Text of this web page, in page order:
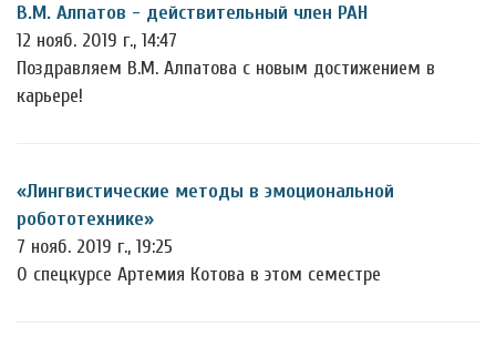
В.М. Алпатов - действительный член РАН
12 нояб. 2019 г., 14:47
Поздравляем В.М. Алпатова с новым достижением в
карьере!
«Лингвистические методы в эмоциональной
робототехнике»
7 нояб. 2019 г., 19:25
О спецкурсе Артемия Котова в этом семестре